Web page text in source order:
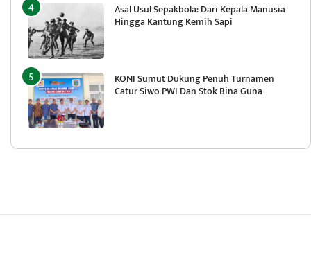
Asal Usul Sepakbola: Dari Kepala Manusia
Hingga Kantung Kemih Sapi
KONI Sumut Dukung Penuh Turnamen
Catur Siwo PWI Dan Stok Bina Guna